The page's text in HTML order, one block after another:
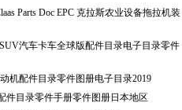
Parts Doc EPC 克拉斯农业设备拖拉机装
汽车卡车全球版配件目录电子目录零件
机配件目录零件图册电子目录2019
件目录零件手册零件图册日本地区